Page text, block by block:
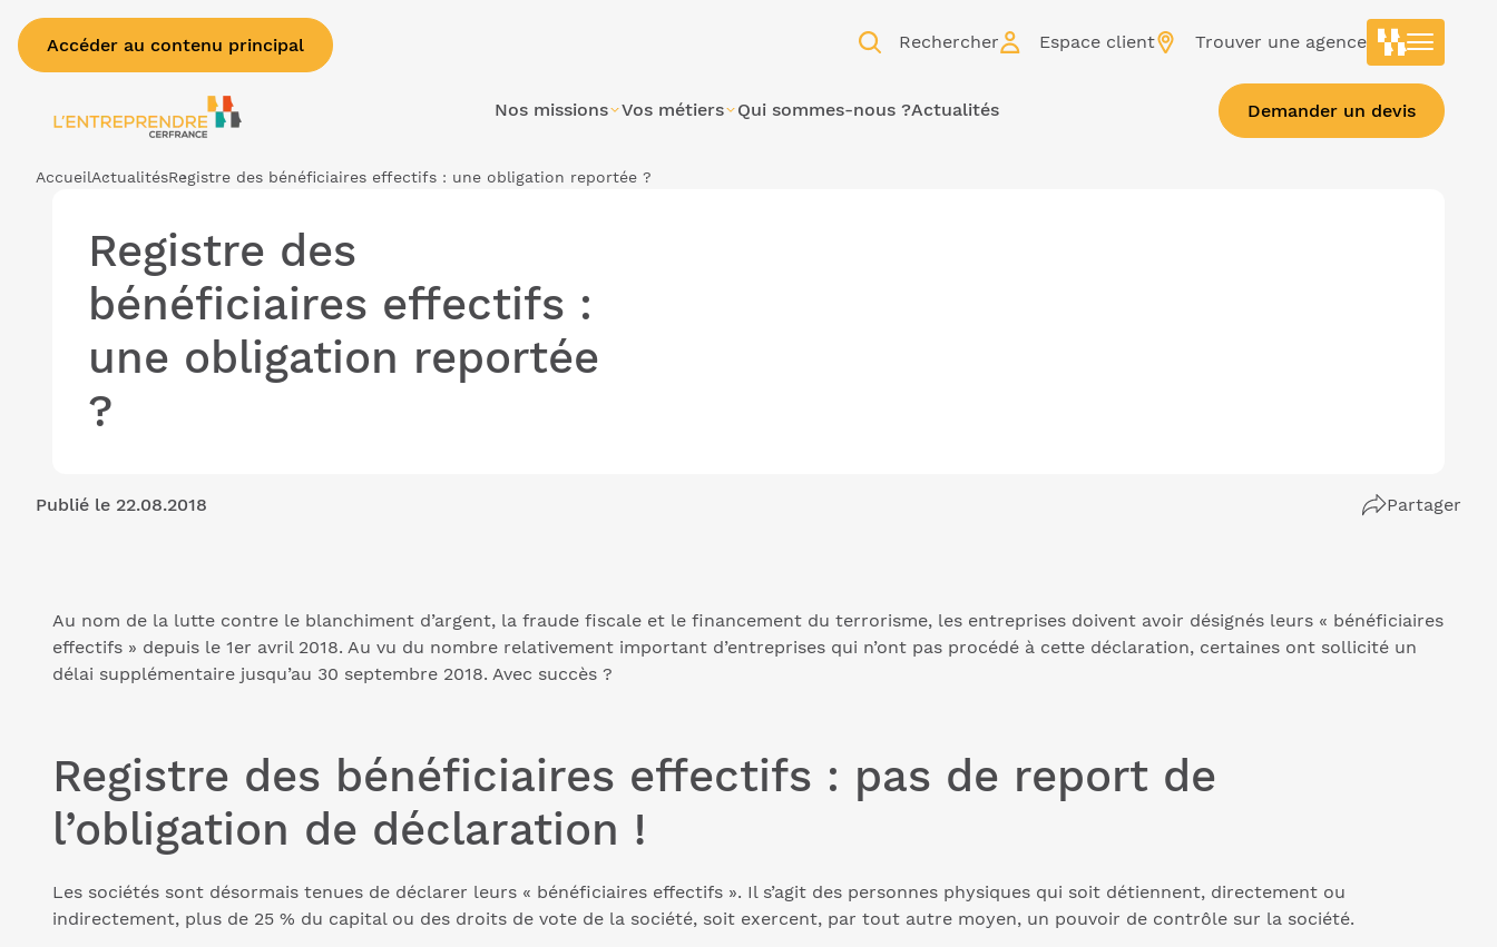
Accéder au contenu principal Rechercher Espace client Trouver une agence
Nos missions Vos métiers Qui sommes-nous ?Actualités Demander un devis
AccueilActualitésRegistre des bénéficiaires effectifs : une obligation reportée ?
Registre des
bénéficiaires effectifs :
une obligation reportée
?
Publié le 22.08.2018 Partager
Au nom de la lutte contre le blanchiment d’argent, la fraude fiscale et le financement du terrorisme, les entreprises doivent avoir désignés leurs « bénéficiaires
effectifs » depuis le 1er avril 2018. Au vu du nombre relativement important d’entreprises qui n’ont pas procédé à cette déclaration, certaines ont sollicité un
délai supplémentaire jusqu’au 30 septembre 2018. Avec succès ?
Registre des bénéficiaires effectifs : pas de report de
l’obligation de déclaration !
Les sociétés sont désormais tenues de déclarer leurs « bénéficiaires effectifs ». Il s’agit des personnes physiques qui soit détiennent, directement ou
indirectement, plus de 25 % du capital ou des droits de vote de la société, soit exercent, par tout autre moyen, un pouvoir de contrôle sur la société.